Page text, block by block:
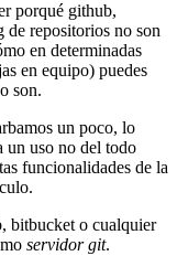
porqué github,
de repositorios no son
en determinadas
en equipo) puedes
son.
un poco, lo
un uso no del todo
funcionalidades de la
bitbucket o cualquier
servidor git.